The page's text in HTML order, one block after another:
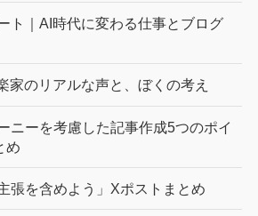
ト｜AI時代に変わる仕事とブログ
家のリアルな声と、ぼくの考え
ニーを考慮した記事作成5つのポイ
め
張を含めよう」Xポストまとめ